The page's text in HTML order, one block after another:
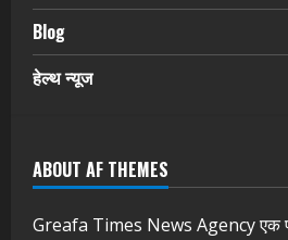
Blog
हेल्थ न्यूज
ABOUT AF THEMES
Greafa Times News Agency एक